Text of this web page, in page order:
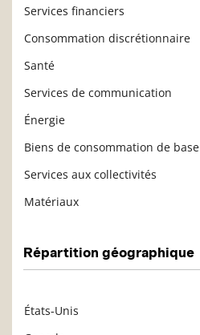
Services financiers
Consommation discrétionnaire
Santé
Services de communication
Énergie
Biens de consommation de base
Services aux collectivités
Matériaux
Répartition géographique
États-Unis